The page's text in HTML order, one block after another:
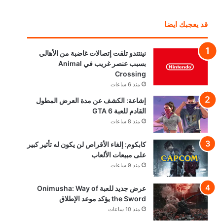
قد يعجبك ايضا
نينتندو تلقت إتصالات غاضبة من الأهالي
بسبب عنصر غريب في Animal
Crossing
منذ 6 ساعات
إشاعة: الكشف عن مدة العرض المطول
القادم للعبة GTA 6
منذ 8 ساعات
كابكوم: إلغاء الأقراص لن يكون له تأثير كبير
على مبيعات الألعاب
منذ 9 ساعات
عرض جديد للعبة Onimusha: Way of
the Sword يؤكد موعد الإطلاق
منذ 10 ساعات